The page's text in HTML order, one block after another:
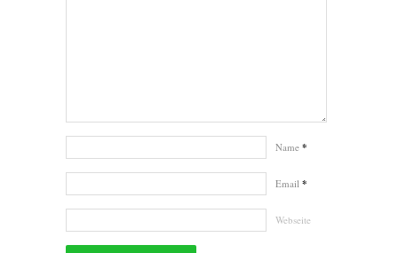
Name *
Email *
Webseite